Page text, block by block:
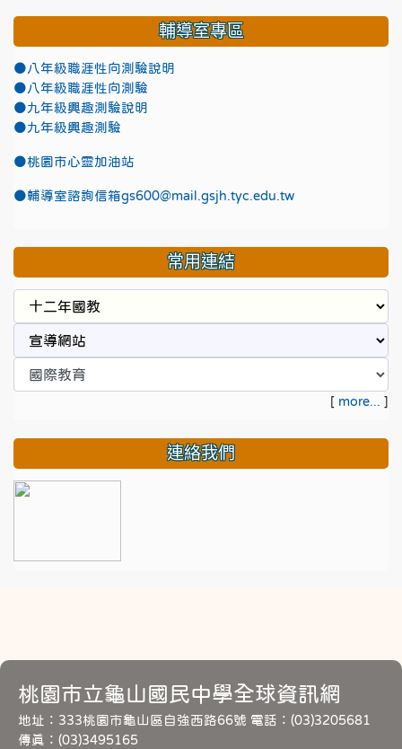
輔導室專區
●八年級職涯性向測驗說明
●八年級職涯性向測驗
●九年級興趣測驗說明
●九年級興趣測驗
●桃園市心靈加油站
●輔導室諮詢信箱gs600@mail.gsjh.tyc.edu.tw
常用連結
[ more... ]
連絡我們
桃園市立龜山國民中學全球資訊網
地址：333桃園市龜山區自強西路66號 電話：(03)3205681
傳真：(03)3495165